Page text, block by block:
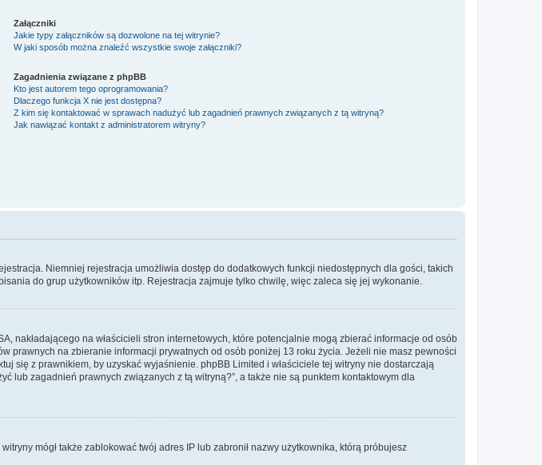
Załączniki
Jakie typy załączników są dozwolone na tej witrynie?
W jaki sposób można znaleźć wszystkie swoje załączniki?
Zagadnienia związane z phpBB
Kto jest autorem tego oprogramowania?
Dlaczego funkcja X nie jest dostępna?
Z kim się kontaktować w sprawach nadużyć lub zagadnień prawnych związanych z tą witryną?
Jak nawiązać kontakt z administratorem witryny?
Niemniej rejestracja umożliwia dostęp do dodatkowych funkcji niedostępnych dla gości, takich
do grup użytkowników itp. Rejestracja zajmuje tylko chwilę, więc zaleca się jej wykonanie.
nakładającego na właścicieli stron internetowych, które potencjalnie mogą zbierać informacje od osób
prawnych na zbieranie informacji prywatnych od osób poniżej 13 roku życia. Jeżeli nie masz pewności
się z prawnikiem, by uzyskać wyjaśnienie. phpBB Limited i właściciele tej witryny nie dostarczają
lub zagadnień prawnych związanych z tą witryną?”, a także nie są punktem kontaktowym dla
mógł także zablokować twój adres IP lub zabronił nazwy użytkownika, którą próbujesz